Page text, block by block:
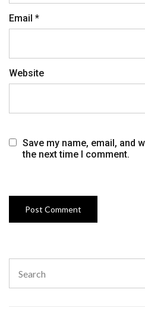
Email *
Website
Save my name, email, and
the next time I comment.
for: